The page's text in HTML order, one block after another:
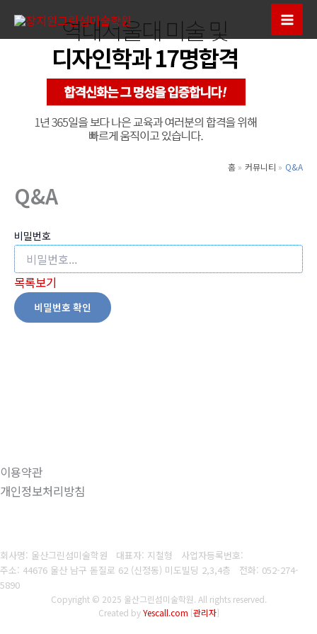
Main
홈 커뮤니티 Q&A
Q&A
비밀번호
목록보기
비밀번호 확인
이용약관
개인정보처리방침
회사명: 울산그린섬미술학원 대표자: 지철형 사업자등록번호:
주소: 44676 울산 남구 돋질로 62 (신정동) 미도빌딩 2,3,4층 전화: 052-274-
5890
Copyright © 2025 울산그린섬미술학원. All rights reserved.
Created byYescall.com [관리자]